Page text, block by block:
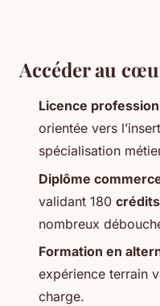
Accéder au
Licence
orientée vers
spécialisation
Diplôme
validant 180
nombreux
Formation en
expérience terrain
charge.